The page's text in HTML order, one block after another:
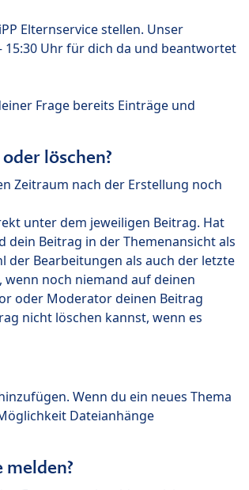
Elternservice stellen. Unser
15:30 Uhr für dich da und beantwortet
Frage bereits Einträge und
löschen?
Zeitraum nach der Erstellung noch
unter dem jeweiligen Beitrag. Hat
Beitrag in der Themenansicht als
der Bearbeitungen als auch der letzte
noch niemand auf deinen
oder Moderator deinen Beitrag
nicht löschen kannst, wenn es
Wenn du ein neues Thema
Dateianhänge